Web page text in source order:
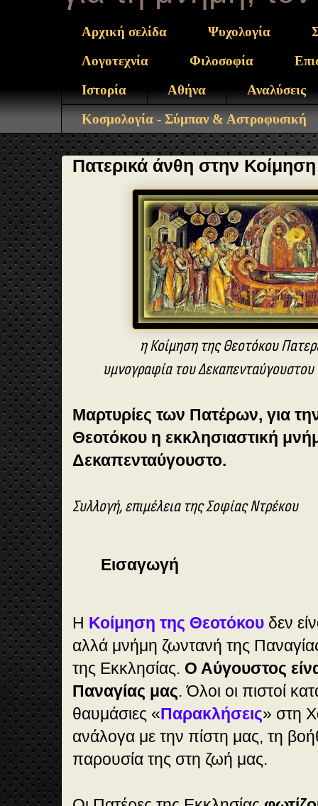
Αρχική σελίδα Ψυχολογία
Λογοτεχνία
Φιλοσοφία
Ιστορία
Αθήνα
Αναλύσεις
Κοσμολογία - Σύμπαν & Αστροφυσική
Πατερικά άνθη στην
η Κοίμηση της Θεοτόκου
υμνογραφία του
Μαρτυρίες των Πατέρων, για
Θεοτόκου η εκκλησιαστική
Δεκαπενταύγουστο.
Συλλογή, επιμέλεια της Σοφίας Ντρέκου
Εισαγωγή
Η Κοίμηση της Θεοτόκου δεν
αλλά μνήμη ζωντανή της
της Εκκλησίας. Ο Αύγουστος
Παναγίας μας. Όλοι οι πιστοί
θαυμάσιες «Παρακλήσεις» στη
ανάλογα με την πίστη μας, τη
παρουσία της στη ζωή μας.